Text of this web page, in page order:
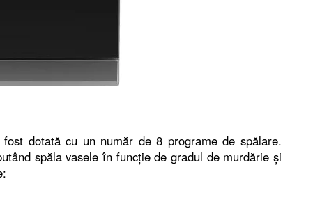
dotată cu un număr de 8 programe de spălare.
spăla vasele în funcţie de gradul de murdărie şi